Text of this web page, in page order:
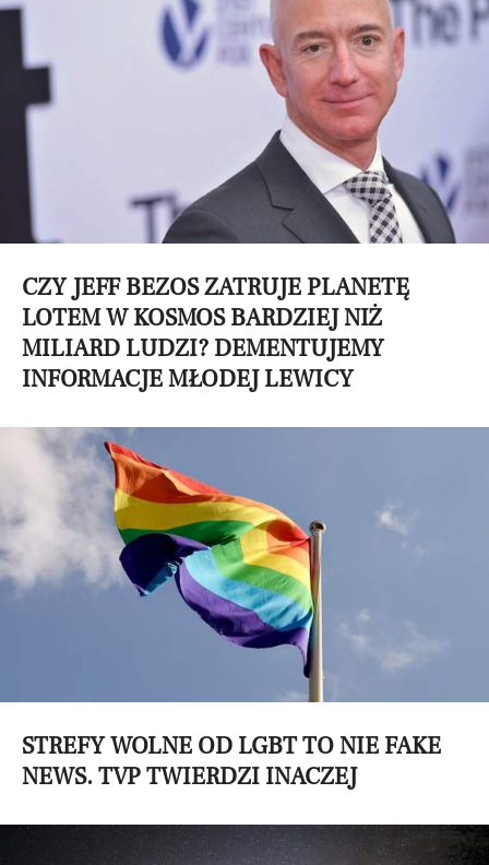
CZY JEFF BEZOS ZATRUJE PLANETĘ
LOTEM W KOSMOS BARDZIEJ NIŻ
MILIARD LUDZI? DEMENTUJEMY
INFORMACJE MŁODEJ LEWICY
STREFY WOLNE OD LGBT TO NIE FAKE
NEWS. TVP TWIERDZI INACZEJ